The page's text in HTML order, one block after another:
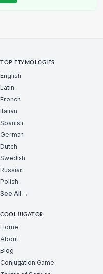
TOP ETYMOLOGIES
English
Latin
French
Italian
Spanish
German
Dutch
Swedish
Russian
Polish
See All →
COOLJUGATOR
Home
About
Blog
Conjugation Game